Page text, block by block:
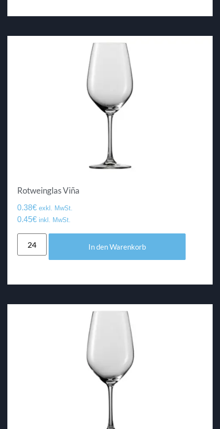
Rotweinglas Viña
0.38€ exkl. MwSt.
0.45€ inkl. MwSt.
In den Warenkorb